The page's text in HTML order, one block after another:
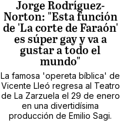
Jorge Rodríguez-
Norton: "Esta función
de 'La corte de Faraón'
es súper gay y va a
gustar a todo el
mundo"
La famosa 'opereta bíblica' de
Vicente Lleó regresa al Teatro
de La Zarzuela el 29 de enero
en una divertidísima
producción de Emilio Sagi.